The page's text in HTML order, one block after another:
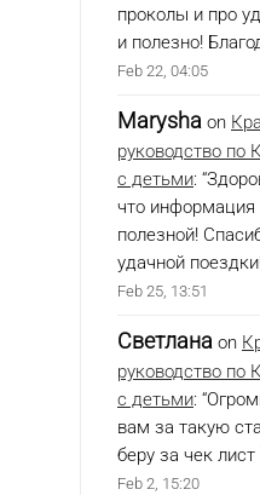
проколы и про
и полезно!
Feb 22, 04:05
Marysha on
руководство по
с детьми: “
что информация
полезной!
удачной
Feb 25, 13:51
Светлана on
руководство по
с детьми: “
вам за такую
беру за чек лист
Feb 2, 15:20